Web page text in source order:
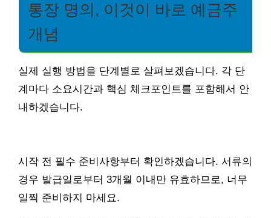
통장 명의, 이것이 바로 예금주
개념
실제 실행 방법을 단계별로 살펴보겠습니다. 각 단
계마다 소요시간과 핵심 체크포인트를 포함해서 안
내하겠습니다.
시작 전 필수 준비사항부터 확인하겠습니다. 서류의
경우 발급일로부터 3개월 이내만 유효하므로, 너무
일찍 준비하지 마세요.